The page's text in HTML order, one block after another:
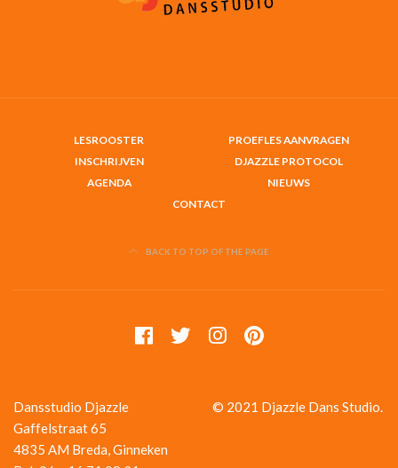
LESROOSTER
PROEFLES AANVRAGEN
INSCHRIJVEN
DJAZZLE PROTOCOL
AGENDA
NIEUWS
CONTACT
BACK TO TOP OF THE PAGE
Dansstudio Djazzle
Gaffelstraat 65
4835 AM Breda, Ginneken
© 2021 Djazzle Dans Studio.